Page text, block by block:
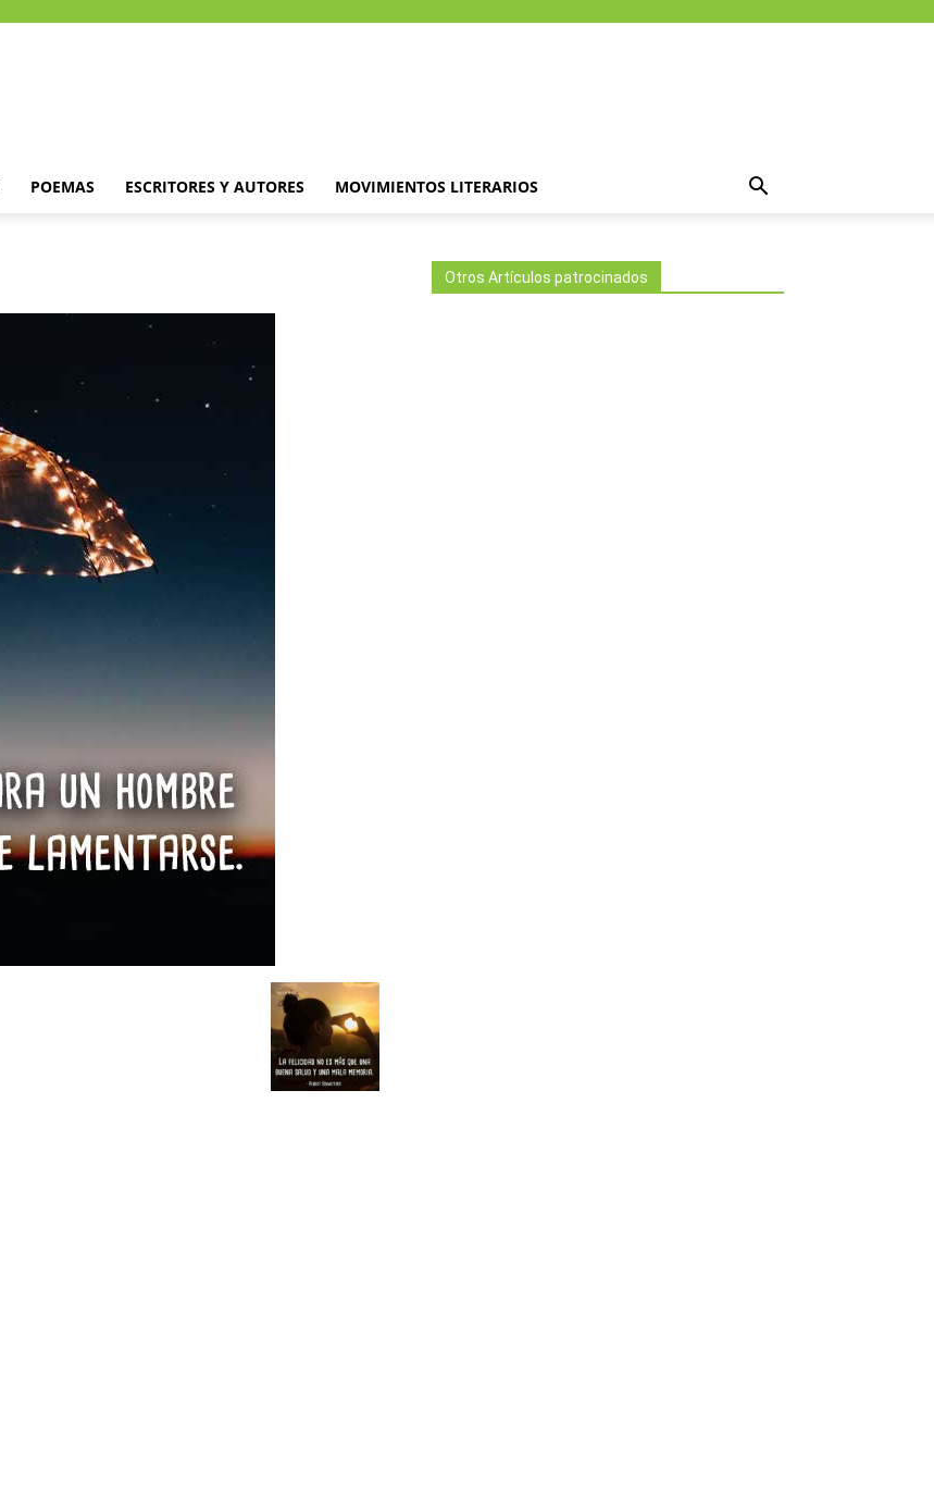
POEMAS ESCRITORES Y AUTORES MOVIMIENTOS LITERARIOS
Otros Artículos patrocinados